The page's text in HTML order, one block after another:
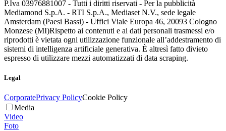
P.Iva 03976881007 - Tutti i diritti riservati - Per la pubblicità
Mediamond S.p.A. - RTI S.p.A., Mediaset N.V., sede legale
Amsterdam (Paesi Bassi) - Uffici Viale Europa 46, 20093 Cologno
Monzese (MI)Rispetto ai contenuti e ai dati personali trasmessi e/o
riprodotti è vietata ogni utilizzazione funzionale all’addestramento di
sistemi di intelligenza artificiale generativa. È altresì fatto divieto
espresso di utilizzare mezzi automatizzati di data scraping.
Legal
CorporatePrivacy PolicyCookie Policy
Media
Video
Foto